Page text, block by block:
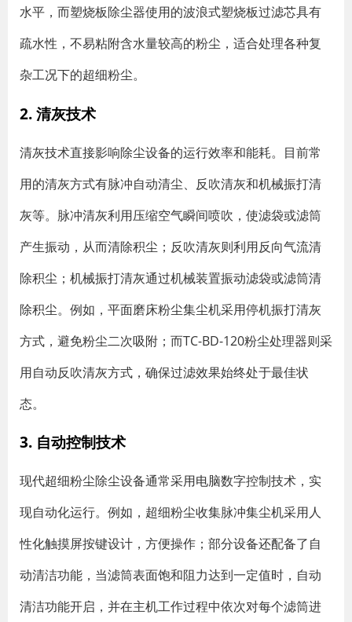
水平，而塑烧板除尘器使用的波浪式塑烧板过滤芯具有
疏水性，不易粘附含水量较高的粉尘，适合处理各种复
杂工况下的超细粉尘。
2. 清灰技术
清灰技术直接影响除尘设备的运行效率和能耗。目前常
用的清灰方式有脉冲自动清尘、反吹清灰和机械振打清
灰等。脉冲清灰利用压缩空气瞬间喷吹，使滤袋或滤筒
产生振动，从而清除积尘；反吹清灰则利用反向气流清
除积尘；机械振打清灰通过机械装置振动滤袋或滤筒清
除积尘。例如，平面磨床粉尘集尘机采用停机振打清灰
方式，避免粉尘二次吸附；而TC-BD-120粉尘处理器则采
用自动反吹清灰方式，确保过滤效果始终处于最佳状
态。
3. 自动控制技术
现代超细粉尘除尘设备通常采用电脑数字控制技术，实
现自动化运行。例如，超细粉尘收集脉冲集尘机采用人
性化触摸屏按键设计，方便操作；部分设备还配备了自
动清洁功能，当滤筒表面饱和阻力达到一定值时，自动
清洁功能开启，并在主机工作过程中依次对每个滤筒进